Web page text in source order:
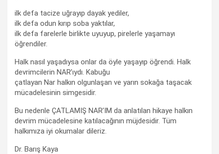
ilk defa tacize uğrayıp dayak yediler,
ilk defa odun kırıp soba yaktılar,
ilk defa farelerle birlikte uyuyup, pirelerle yaşamayı
öğrendiler.
Halk nasıl yaşadıysa onlar da öyle yaşayıp öğrendi. Halk
devrimcilerin NAR’ıydı. Kabuğu
çatlayan Nar halkın olgunlaşan ve yarın sokağa taşacak
mücadelesinin simgesidir.
Bu nedenle ÇATLAMIŞ NAR’IM da anlatılan hikaye halkın
devrim mücadelesine katılacağının müjdesidir. Tüm
halkımıza iyi okumalar dileriz.
Dr. Barış Kaya